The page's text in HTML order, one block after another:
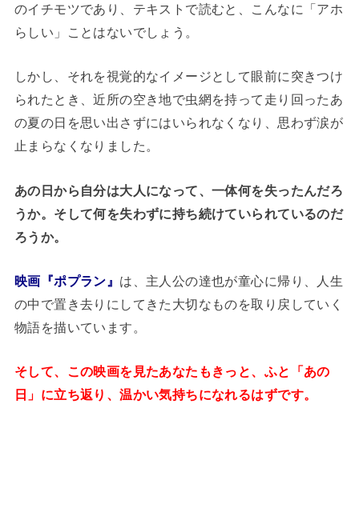
のイチモツであり、テキストで読むと、こんなに「アホ
らしい」ことはないでしょう。
しかし、それを視覚的なイメージとして眼前に突きつけ
られたとき、近所の空き地で虫網を持って走り回ったあ
の夏の日を思い出さずにはいられなくなり、思わず涙が
止まらなくなりました。
あの日から自分は大人になって、一体何を失ったんだろ
うか。そして何を失わずに持ち続けていられているのだ
ろうか。
映画『ポプラン』 は、主人公の達也が童心に帰り、人生
の中で置き去りにしてきた大切なものを取り戻していく
物語を描いています。
そして、この映画を見たあなたもきっと、ふと「あの
日」に立ち返り、温かい気持ちになれるはずです。